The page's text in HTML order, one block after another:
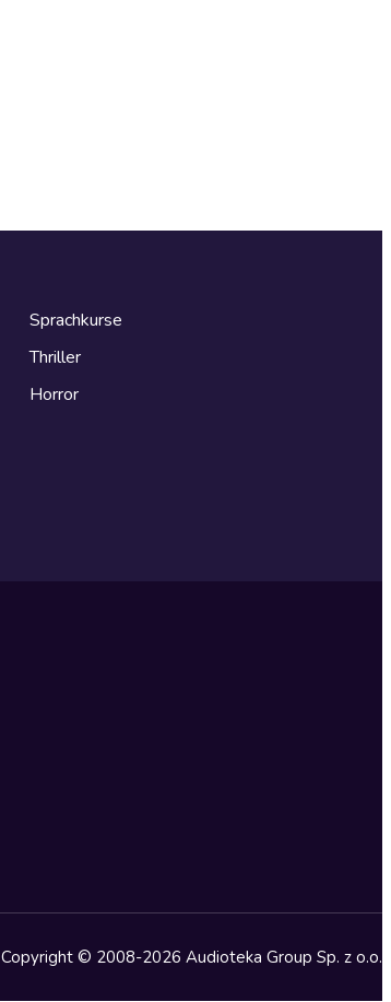
Sprachkurse
Thriller
Horror
Copyright © 2008-2026 Audioteka Group Sp. z o.o.